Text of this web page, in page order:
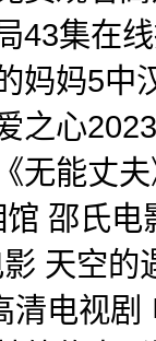
43集在
妈妈5中
之心
无能丈
邵氏
天空的
清电视